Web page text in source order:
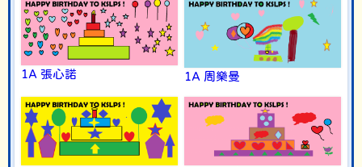
1A 張心諾 1A 周樂曼